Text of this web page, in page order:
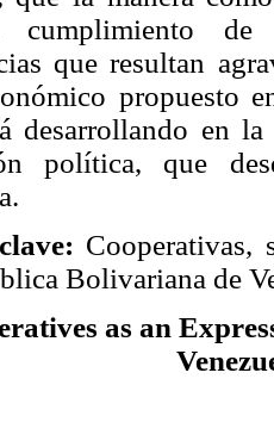
de
que resultan
propuesto
desarrollando en
política, que
Cooperativas,
Bolivariana de
as an